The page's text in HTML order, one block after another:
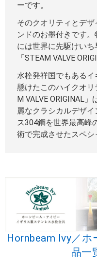
ーです。
そのクオリティとデ
ンドのお墨付きです
には世界に先駆けい
「STEAM VALVE
水栓発祥国でもある
懸けたこのハイクオ
M VALVE ORIGINAL
麗なクラシカルデザ
ス304鋼を世界最高峰
術で完成させたスペシ
Hornbeam Ivy／
品一